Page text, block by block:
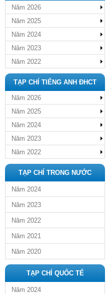
Năm 2026
Năm 2025
Năm 2024
Năm 2023
Năm 2022
TẠP CHÍ TIẾNG ANH ĐHCT
Năm 2026
Năm 2025
Năm 2024
Năm 2023
Năm 2022
TẠP CHÍ TRONG NƯỚC
Năm 2024
Năm 2023
Năm 2022
Năm 2021
Năm 2020
TẠP CHÍ QUỐC TẾ
Năm 2024